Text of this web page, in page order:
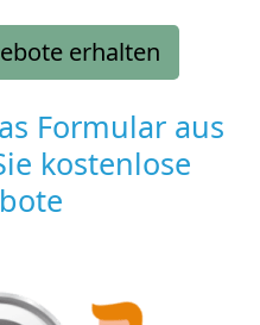
erhalten
Formular aus
kostenlose